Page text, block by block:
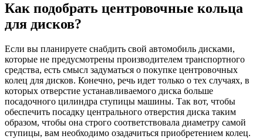
Как подобрать центровочные кольца
для дисков?
Если вы планируете снабдить свой автомобиль дисками,
которые не предусмотрены производителем транспортного
средства, есть смысл задуматься о покупке центровочных
колец для дисков. Конечно, речь идет только о тех случаях, в
которых отверстие устанавливаемого диска больше
посадочного цилиндра ступицы машины. Так вот, чтобы
обеспечить посадку центрального отверстия диска таким
образом, чтобы она строго соответствовала диаметру самой
ступицы, вам необходимо озадачиться приобретением колец.